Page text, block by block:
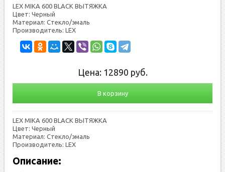
LEX MIKA 600 BLACK ВЫТЯЖКА
Цвет: Черный
Материал: Стекло/эмаль
Производитель: LEX
Цена: 12890 руб.
В корзину
LEX MIKA 600 BLACK ВЫТЯЖКА
Цвет: Черный
Материал: Стекло/эмаль
Производитель: LEX
Описание: